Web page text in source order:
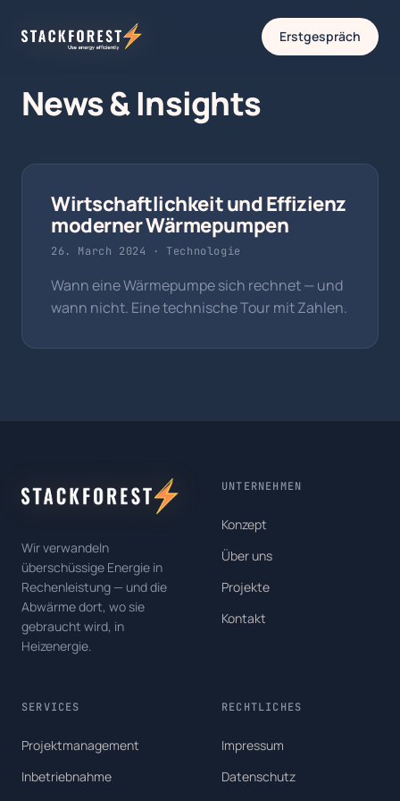
Erstgespräch
News & Insights
Wirtschaftlichkeit und Effizienz
moderner Wärmepumpen
26. March 2024 ·Technologie
Wann eine Wärmepumpe sich rechnet — und
wann nicht. Eine technische Tour mit Zahlen.
Wir verwandeln
überschüssige Energie in
Rechenleistung — und die
Abwärme dort, wo sie
gebraucht wird, in
Heizenergie.
UNTERNEHMEN
Konzept
Über uns
Projekte
Kontakt
SERVICES
Projektmanagement
Inbetriebnahme
RECHTLICHES
Impressum
Datenschutz